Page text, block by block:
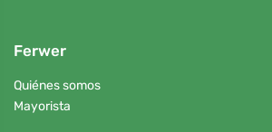
Ferwer
Quiénes somos
Mayorista